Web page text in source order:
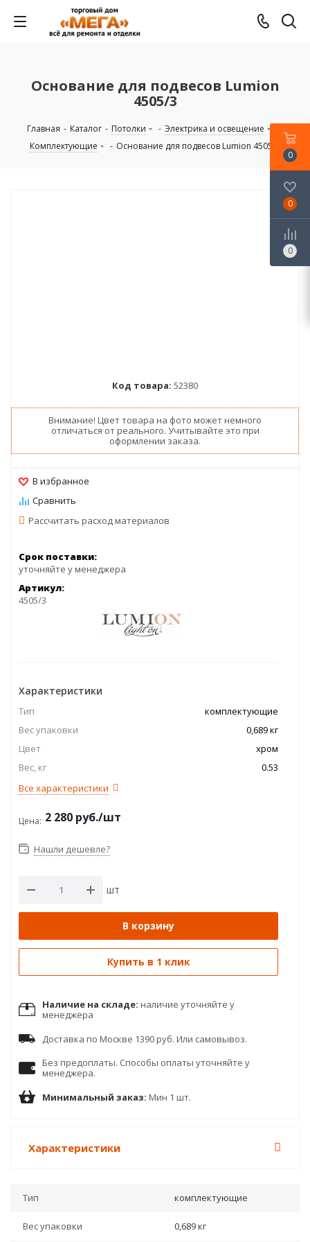
Основание для подвесов Lumion
4505/3
Главная - Каталог - Потолки - Электрика и освещение
Комплектующие
- Основание для подвесов Lumion 4505/3
Код товара: 52380
Внимание! Цвет товара на фото может немного
отличаться от реального. Учитывайте это при
оформлении заказа.
Рассчитать расход материалов
Срок поставки:
уточняйте у менеджера
Артикул:
4505/3
Характеристики
Тип
комплектующие
Вес упаковки
0,689 кг
Цвет
хром
Вес, кг
0.53
Все характеристики
Цена: 2 280 руб./шт
Нашли дешевле?
шт
В корзину
Купить в 1 клик
Наличие на складе: наличие уточняйте у
менеджера
Доставка по Москве 1390 руб. Или самовывоз.
Без предоплаты. Способы оплаты уточняйте у
менеджера.
Минимальный заказ: Мин 1 шт.
Характеристики
Тип комплектующие
Вес упаковки 0,689 кг
0
0
0